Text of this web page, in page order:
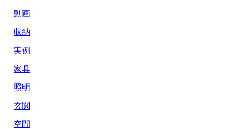
動画
収納
実例
家具
照明
玄関
空間